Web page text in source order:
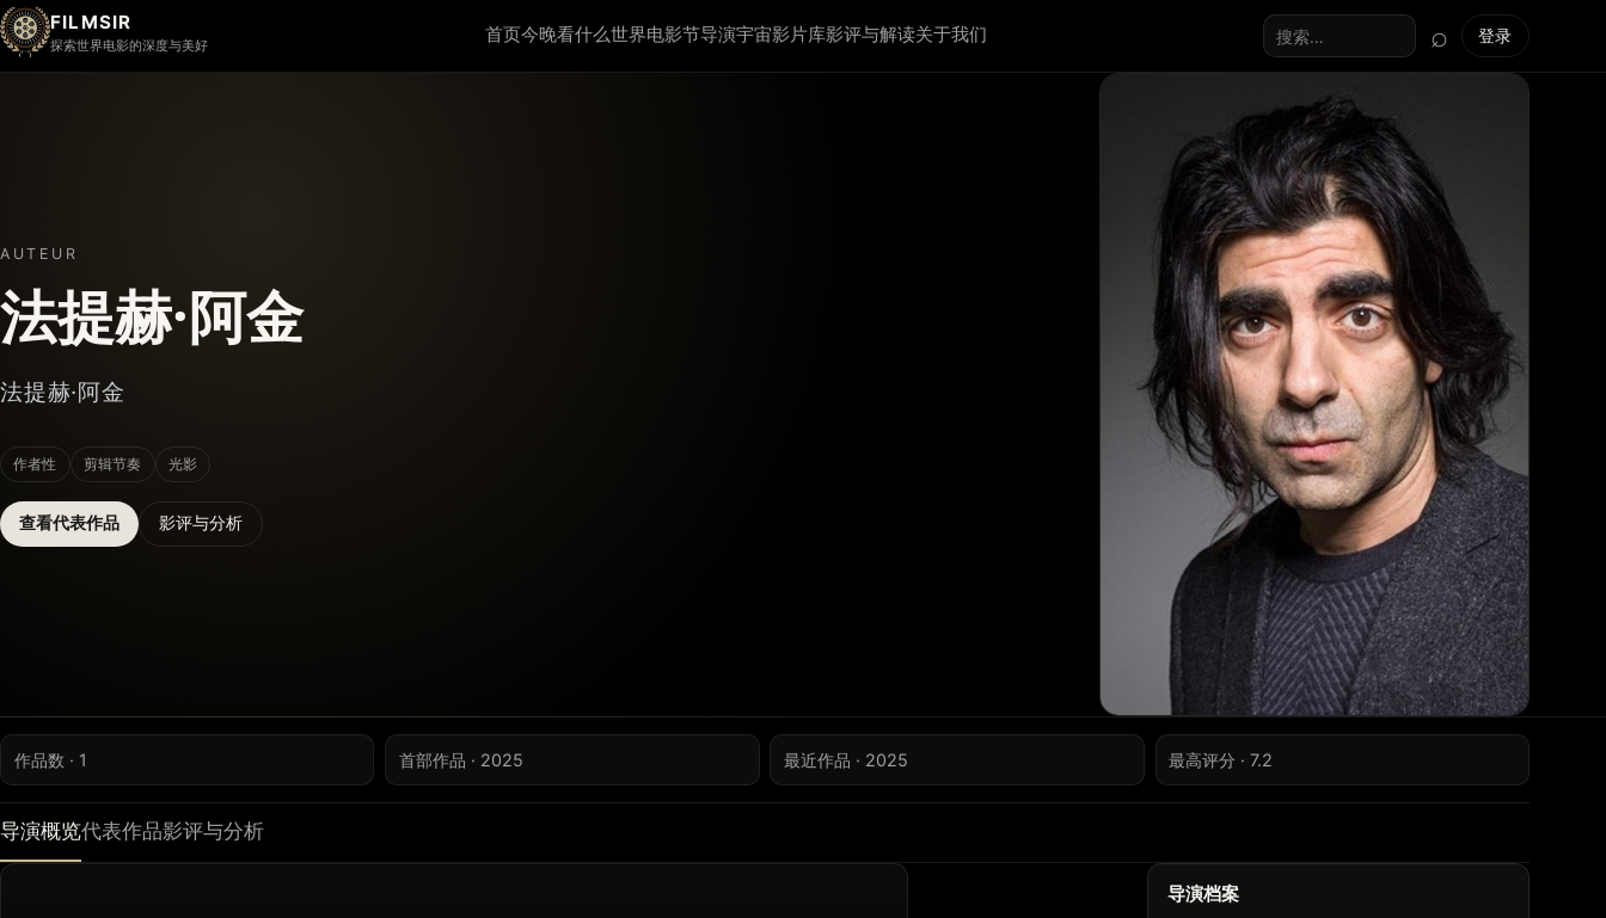
FILMSIR
探索世界电影的深度与美好 首页今晚看什么世界电影节导演宇宙影片库影评与解读关于我们
搜索全站
⌕ 登录
AUTEUR
法提赫·阿金
法提赫·阿金
作者性 剪辑节奏 光影
查看代表作品 影评与分析
作品数 · 1 首部作品 · 2025 最近作品 · 2025 最高评分 · 7.2
导演概览代表作品影评与分析
导演档案